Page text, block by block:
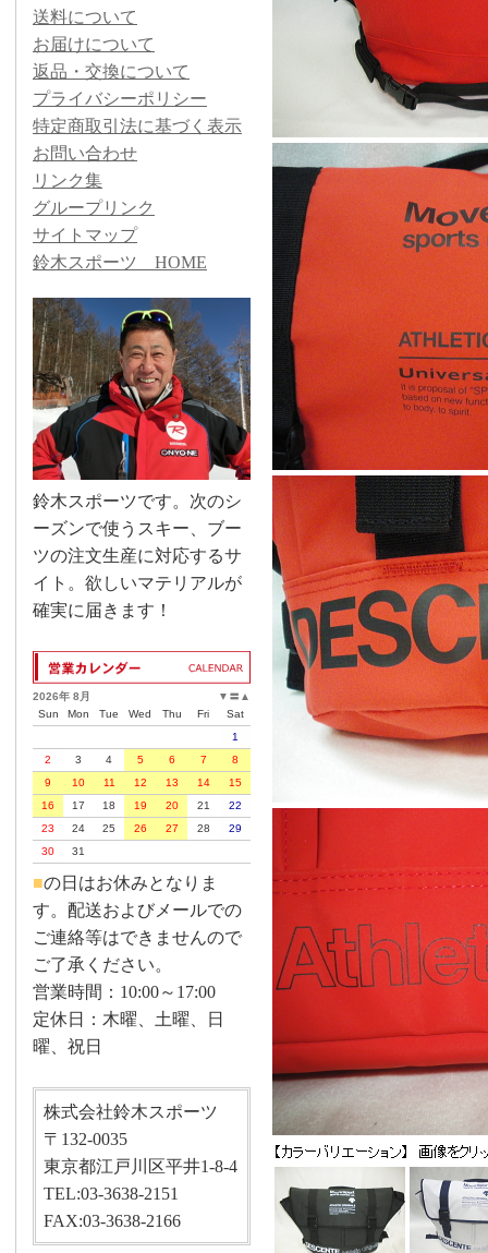
送料について
お届けについて
返品・交換について
プライバシーポリシー
特定商取引法に基づく表示
お問い合わせ
リンク集
グループリンク
サイトマップ
鈴木スポーツ HOME
鈴木スポーツです。次のシ
ーズンで使うスキー、ブー
ツの注文生産に対応するサ
イト。欲しいマテリアルが
確実に届きます！
▲
〓
▼
2026年 8月
Sun
Mon Tue Wed Thu Fri
Sat
1
2
3 4 5 6 7
8
9
10 11 12 13 14
15
16
17 18 19 20 21
22
23
24 25 26 27 28
29
30
31
■の日はお休みとなりま
す。配送およびメールでの
ご連絡等はできませんので
ご了承ください。
営業時間：10:00～17:00
定休日：木曜、土曜、日
曜、祝日
株式会社鈴木スポーツ
〒132-0035
東京都江戸川区平井1-8-4
TEL:03-3638-2151
FAX:03-3638-2166